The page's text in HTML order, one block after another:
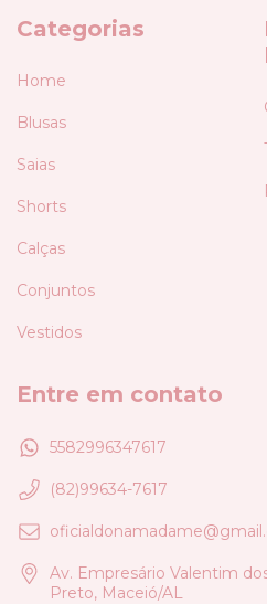
Categorias
Home
Blusas
Saias
Shorts
Calças
Conjuntos
Vestidos
Entre em contato
5582996347617
(82)99634-7617
Av. Empresário Valentim
Preto, Maceió/AL